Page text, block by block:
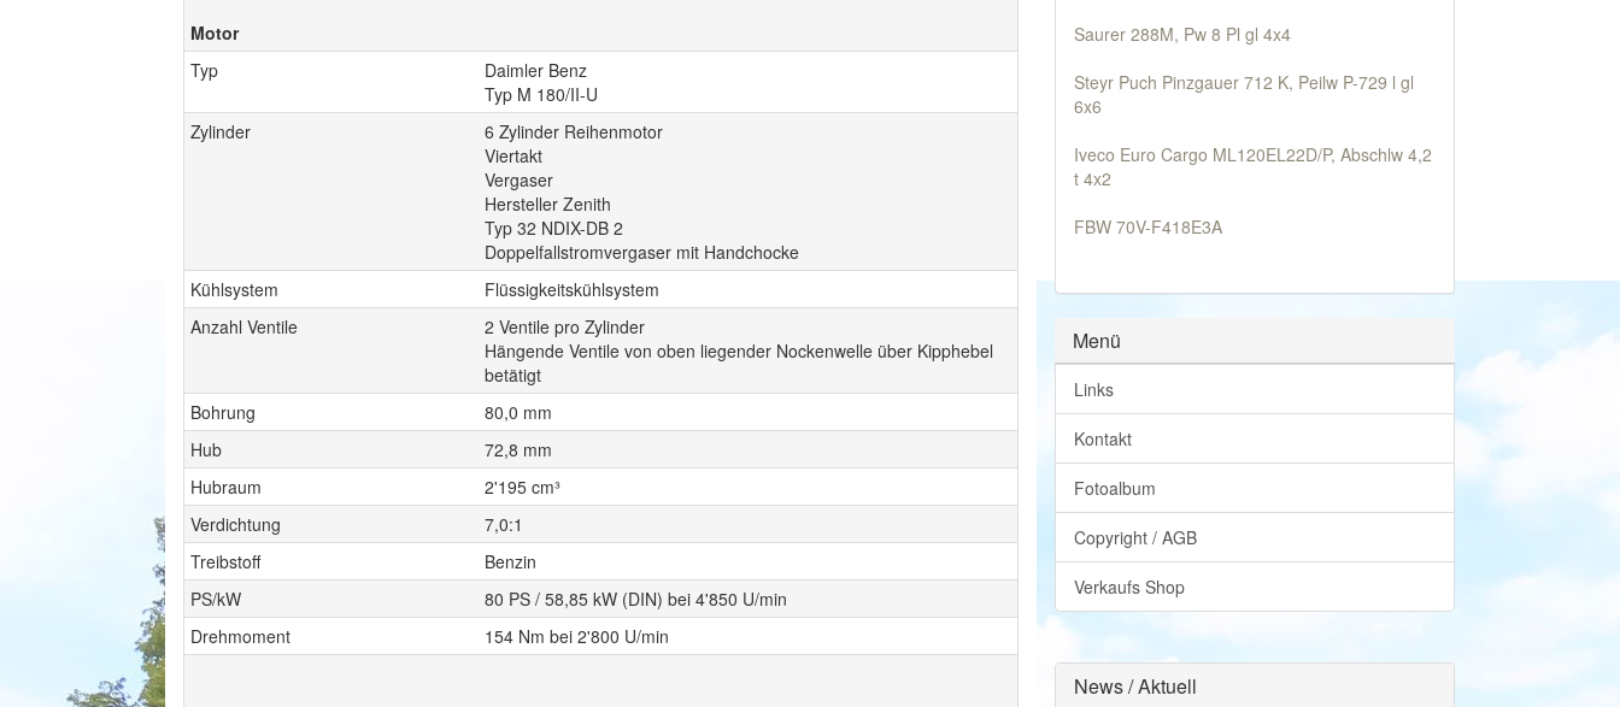
Motor
Typ
Daimler Benz
Typ M 180/II-U
Zylinder
6 Zylinder Reihenmotor
Viertakt
Vergaser
Hersteller Zenith
Typ 32 NDIX-DB 2
Doppelfallstromvergaser mit Handchocke
Kühlsystem
Flüssigkeitskühlsystem
Anzahl Ventile
2 Ventile pro Zylinder
Hängende Ventile von oben liegender Nockenwelle über Kipphebel
betätigt
Bohrung
80,0 mm
Hub
72,8 mm
Hubraum
2'195 cm³
Verdichtung
7,0:1
Treibstoff
Benzin
PS/kW
80 PS / 58,85 kW (DIN) bei 4'850 U/min
Drehmoment
154 Nm bei 2'800 U/min
Saurer 288M, Pw 8 Pl gl 4x4
Steyr Puch Pinzgauer 712 K, Peilw P-729 l gl
6x6
Iveco Euro Cargo ML120EL22D/P, Abschlw 4,2
t 4x2
FBW 70V-F418E3A
Menü
Links
Kontakt
Fotoalbum
Copyright / AGB
Verkaufs Shop
News / Aktuell